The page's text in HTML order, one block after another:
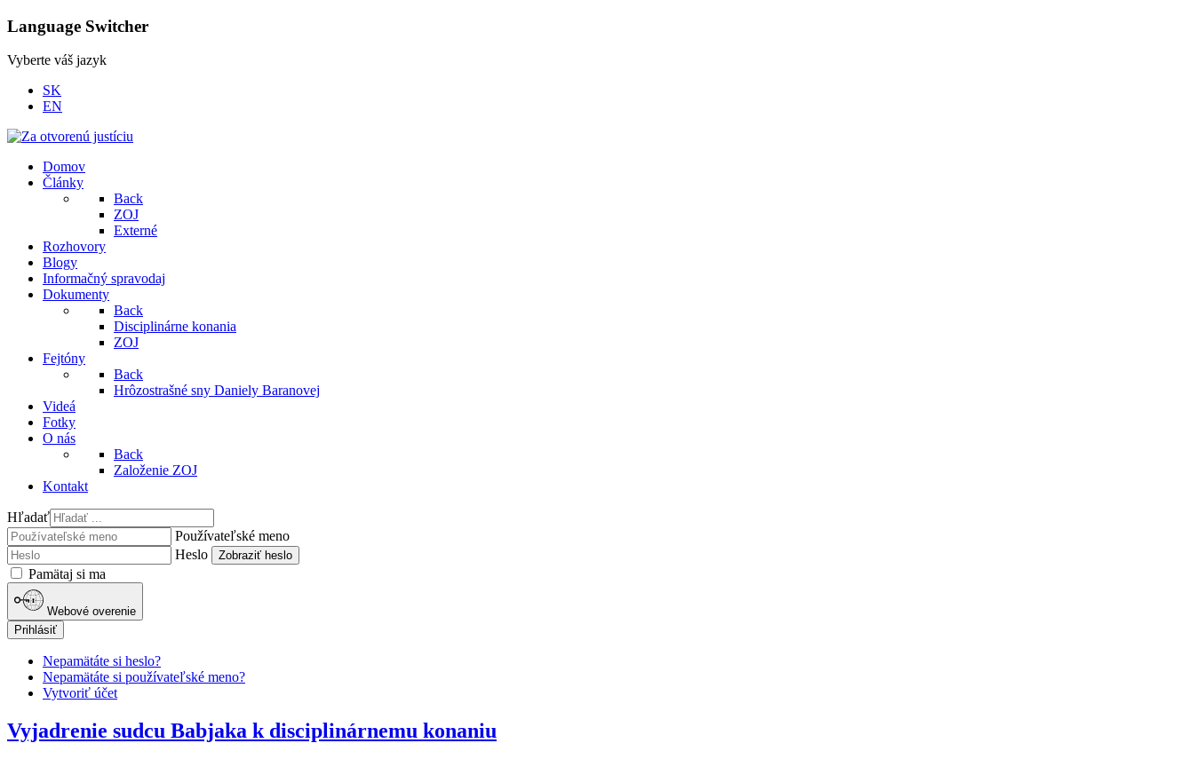
Language Switcher
Vyberte váš jazyk
SK
EN
Domov
Články
Back
ZOJ
Externé
Rozhovory
Blogy
Informačný spravodaj
Dokumenty
Back
Disciplinárne konania
ZOJ
Fejtóny
Back
Hrôzostrašné sny Daniely Baranovej
Videá
Fotky
O nás
Back
Založenie ZOJ
Kontakt
Hľadať
Používateľské meno
Heslo
Zobraziť heslo
Pamätaj si ma
Webové overenie
Prihlásiť
Nepamätáte si heslo?
Nepamätáte si používateľské meno?
Vytvoriť účet
Vyjadrenie sudcu Babjaka k disciplinárnemu konaniu